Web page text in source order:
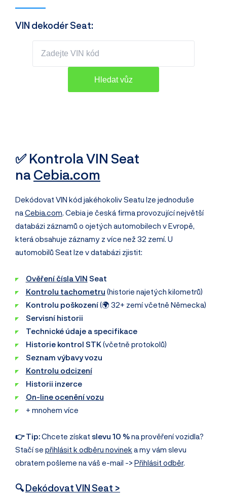
VIN dekodér Seat:
✅ Kontrola VIN Seat
na Cebia.com
Dekódovat VIN kód jakéhokoliv Seatu lze jednoduše
naCebia.com. Cebia je česká firma provozující největší
databázi záznamů o ojetých automobilech v Evropě,
která obsahuje záznamy z více než 32 zemí. U
automobilů Seat lze v databázi zjistit:
Ověření čísla VIN Seat
Kontrolu tachometru (historie najetých kilometrů)
Kontrolu poškození(🌍 32+ zemí včetně Německa)
Servisní historii
Technické údaje a specifikace
Historie kontrol STK(včetně protokolů)
Seznam výbavy vozu
Kontrolu odcizení
Historii inzerce
On-line ocenění vozu
+ mnohem více
👉 Tip:Chcete získat slevu 10 %na prověření vozidla?
Stačí se přihlásit k odběru novinek a my vám slevu
obratem pošleme na váš e-mail -> Přihlásit odběr.
🔍Dekódovat VIN Seat >